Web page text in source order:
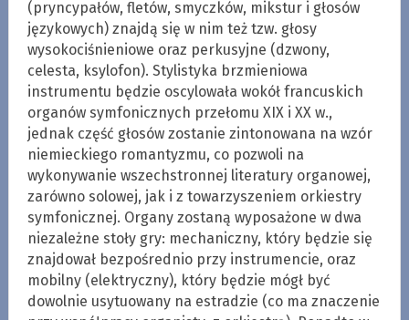
(pryncypałów, fletów, smyczków, mikstur i głosów
językowych) znajdą się w nim też tzw. głosy
wysokociśnieniowe oraz perkusyjne (dzwony,
celesta, ksylofon). Stylistyka brzmieniowa
instrumentu będzie oscylowała wokół francuskich
organów symfonicznych przełomu XIX i XX w.,
jednak część głosów zostanie zintonowana na wzór
niemieckiego romantyzmu, co pozwoli na
wykonywanie wszechstronnej literatury organowej,
zarówno solowej, jak i z towarzyszeniem orkiestry
symfonicznej. Organy zostaną wyposażone w dwa
niezależne stoły gry: mechaniczny, który będzie się
znajdował bezpośrednio przy instrumencie, oraz
mobilny (elektryczny), który będzie mógł być
dowolnie usytuowany na estradzie (co ma znaczenie